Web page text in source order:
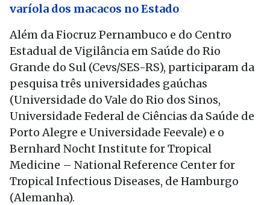
varíola dos macacos no Estado
Além da Fiocruz Pernambuco e do Centro
Estadual de Vigilância em Saúde do Rio
Grande do Sul (Cevs/SES-RS), participaram da
pesquisa três universidades gaúchas
(Universidade do Vale do Rio dos Sinos,
Universidade Federal de Ciências da Saúde de
Porto Alegre e Universidade Feevale) e o
Bernhard Nocht Institute for Tropical
Medicine – National Reference Center for
Tropical Infectious Diseases, de Hamburgo
(Alemanha).